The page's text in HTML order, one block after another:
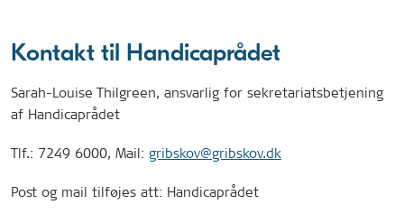
Kontakt til Handicaprådet
Sarah-Louise Thilgreen, ansvarlig for sekretariatsbetjening
af Handicaprådet
Tlf.: 7249 6000, Mail: gribskov@gribskov.dk
Post og mail tilføjes att: Handicaprådet